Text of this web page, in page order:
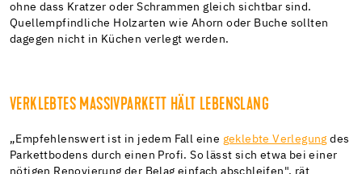
ohne dass Kratzer oder Schrammen gleich sichtbar sind.
Quellempfindliche Holzarten wie Ahorn oder Buche sollten
dagegen nicht in Küchen verlegt werden.
VERKLEBTES MASSIVPARKETT HÄLT LEBENSLANG
„Empfehlenswert ist in jedem Fall eine geklebte Verlegung des
Parkettbodens durch einen Profi. So lässt sich etwa bei einer
nötigen Renovierung der Belag einfach abschleifen", rät